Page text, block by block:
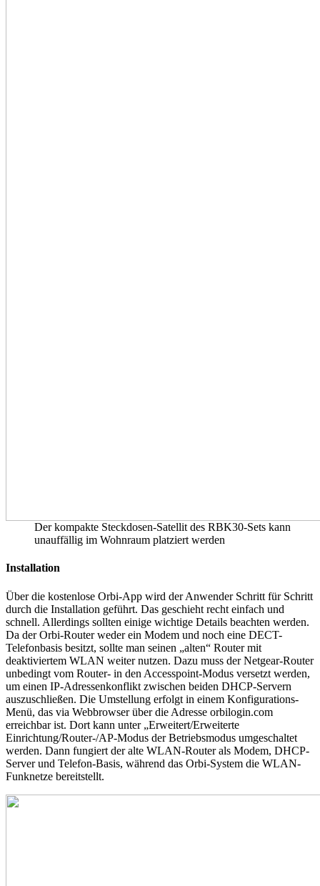
Der kompakte Steckdosen-Satellit des RBK30-Sets kann
unauffällig im Wohnraum platziert werden
Installation
Über die kostenlose Orbi-App wird der Anwender Schritt für Schritt
durch die Installation geführt. Das geschieht recht einfach und
schnell. Allerdings sollten einige wichtige Details beachten werden.
Da der Orbi-Router weder ein Modem und noch eine DECT-
Telefonbasis besitzt, sollte man seinen „alten“ Router mit
deaktiviertem WLAN weiter nutzen. Dazu muss der Netgear-Router
unbedingt vom Router- in den Accesspoint-Modus versetzt werden,
um einen IP-Adressenkonflikt zwischen beiden DHCP-Servern
auszuschließen. Die Umstellung erfolgt in einem Konfigurations-
Menü, das via Webbrowser über die Adresse orbilogin.com
erreichbar ist. Dort kann unter „Erweitert/Erweiterte
Einrichtung/Router-/AP-Modus der Betriebsmodus umgeschaltet
werden. Dann fungiert der alte WLAN-Router als Modem, DHCP-
Server und Telefon-Basis, während das Orbi-System die WLAN-
Funknetze bereitstellt.